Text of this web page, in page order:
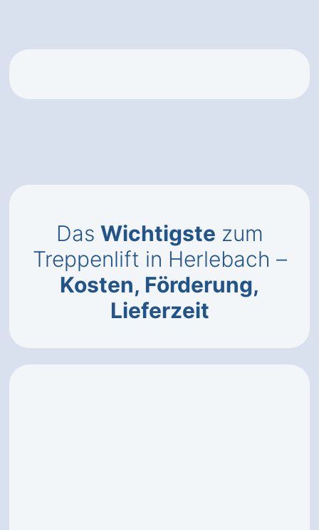
Das Wichtigste zum
Treppenlift in Herlebach –
Kosten, Förderung,
Lieferzeit